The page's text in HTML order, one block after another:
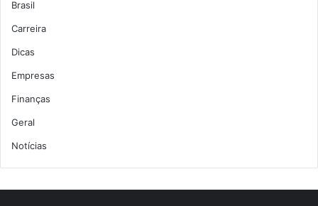
Brasil
Carreira
Dicas
Empresas
Finanças
Geral
Notícias